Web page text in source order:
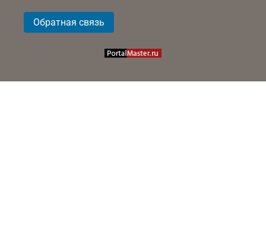
Обратная связь